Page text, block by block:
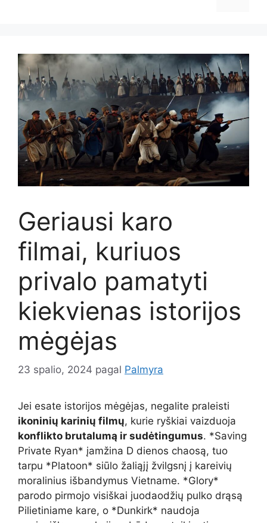
Geriausi karo
filmai, kuriuos
privalo pamatyti
kiekvienas istorijos
mėgėjas
23 spalio, 2024 pagal Palmyra
Jei esate istorijos mėgėjas, negalite praleisti
ikoninių karinių filmų, kurie ryškiai vaizduoja
konflikto brutalumą ir sudėtingumus. *Saving
Private Ryan* įamžina D dienos chaosą, tuo
tarpu *Platoon* siūlo žaliąjį žvilgsnį į kareivių
moralinius išbandymus Vietname. *Glory*
parodo pirmojo visiškai juodaodžių pulko drąsą
Pilietiniame kare, o *Dunkirk* naudoja